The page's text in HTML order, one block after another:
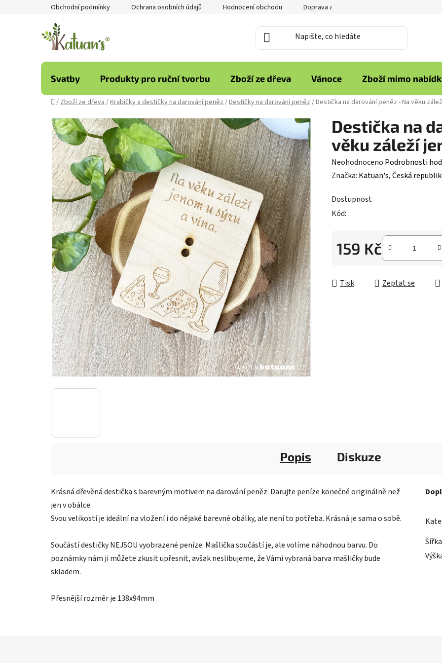
Obchodní podmínky Ochrana osobních údajů Hodnocení obchodu Doprava a platba
Svatby Produkty pro ruční tvorbu Zboží ze dřeva Vánoce Zboží mimo
Domů
/Zboží ze dřeva/Krabičky a destičky na darování peněz/Destičky na darování peněz/Destička na darování peněz - Na věku
Destička na
věku záleží
Průměrné
hodnocení
je
0,0
hvězdiček.
Neohodnoceno Podrobnosti
Značka: Katuan's, Česká
Dostupnost
Kód:
159 Kč
Tisk Zeptat se
Popis Diskuze
Krásná dřevěná destička s barevným motivem na darování peněz. Darujte peníze konečně originálně než
jen v obálce.
Svou velikostí je ideální na vložení i do nějaké barevné obálky, ale není to potřeba. Krásná je sama o sobě.
Součástí destičky NEJSOU vyobrazené peníze. Mašlička součástí je, ale volíme náhodnou barvu. Do
poznámky nám ji můžete zkusit upřesnit, avšak neslibujeme, že Vámi vybraná barva mašličky bude
skladem.
Přesnější rozměr je 138x94mm
Šířka